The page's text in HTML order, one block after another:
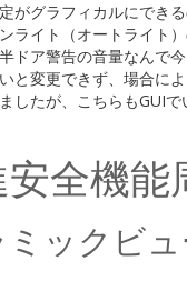
がグラフィカルにでき
ライト（オートライト
ドア警告の音量なんで
と変更できず、場合に
したが、こちらもGUI
全機能
ックビ